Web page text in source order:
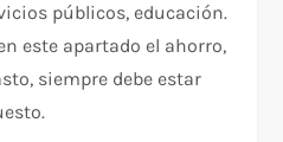
públicos, educación.
este apartado el ahorro,
siempre debe estar